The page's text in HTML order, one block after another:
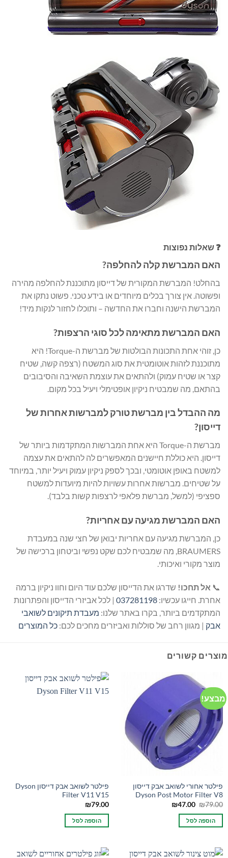
❓ שאלות נפוצות
האם המברשת קלה להחלפה?
בהחלט! המברשת המקורית של דייסון מתוכננת להחלפה מהירה
ופשוטה. אין צורך בכלים מיוחדים או בידע טכני. פשוט נתקו את
המברשת הישנה וחברו את החדשה – ותוכלו לחזור לנקות מיד!
האם המברשת מתאימה לכל סוגי הרצפות?
כן, זוהי אחת התכונות הבולטות של מברשת ה-Torque! היא
מתוכננת לזהות אוטומטית את סוג המשטח (רצפה קשה, שטיח
קצר או שטיח עמוק) ולהתאים את עוצמת השאיבה והסיבובים
בהתאם, מה שמבטיח ניקיון אופטימלי ויעיל בכל מקום.
מה ההבדל בין מברשת טורק למברשות אחרות של
דייסון?
מברשת ה-Torque היא אחת המברשות המתקדמות ביותר של
דייסון. היא כוללת חיישנים המאפשרים לה להתאים את עצמה
למשטח באופן אוטומטי, ובכך לספק ניקיון עמוק ויעיל יותר, במיוחד
על שטיחים. מברשות אחרות עשויות להיות מיועדות למשטח
ספציפי (למשל, מברשת פלאפי לרצפות קשות בלבד).
האם המברשת מגיעה עם אחריות?
כן, המברשת מגיעה עם אחריות יבואן של חצי שנה במעבדת
BRAUMERS, מה שמבטיח לכם שקט נפשי וביטחון ברכישה של
מוצר מקורי ואיכותי.
📞 אל תחכו! שדרגו את הדייסון שלכם עוד היום וחוו ניקיון ברמה
אחרת. חייגו עכשיו: 037281198 | לכל אביזרי הדייסון והפתרונות
המתקדמים ביותר, בקרו באתר שלנו: מעבדת תיקונים לשואבי
אבק | מגוון רחב של סוללות ואביזרים מחכים לכם: כל המוצרים
מוצרים קשורים
מבצע!
פילטר אחורי לשואב אבק דייסון
Dyson Post Motor Filter V8
₪79.00
המחיר
היה:
₪79.00.
₪47.00
המחיר
הוספה לסל
פילטר לשואב אבק דייסון Dyson
Filter V11 V15
₪79.00
הוספה לסל